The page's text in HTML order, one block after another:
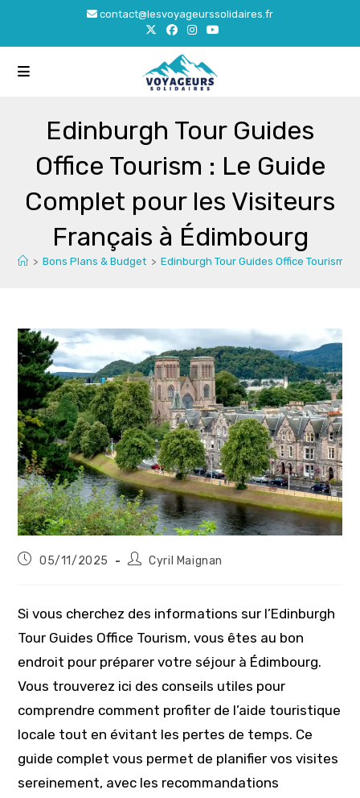
content
contact@lesvoyageurssolidaires.fr
Edinburgh Tour Guides
Office Tourism : Le Guide
Complet pour les Visiteurs
Français à Édimbourg
> Bons Plans & Budget > Edinburgh Tour Guides Office Tourism :
Publication
05/11/2025
Auteur/autrice
Cyril Maignan
Si vous cherchez des informations sur l’Edinburgh
Tour Guides Office Tourism, vous êtes au bon
endroit pour préparer votre séjour à Édimbourg.
Vous trouverez ici des conseils utiles pour
comprendre comment profiter de l’aide touristique
locale tout en évitant les pertes de temps. Ce
guide complet vous permet de planifier vos visites
sereinement, avec les recommandations